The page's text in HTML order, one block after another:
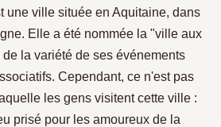
une ville située en Aquitaine, dans
Elle a été nommée la "ville aux
la variété de ses événements
Cependant, ce n'est pas
les gens visitent cette ville :
prisé pour les amoureux de la